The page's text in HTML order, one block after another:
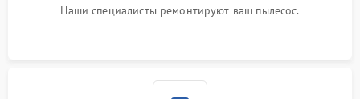
Наши специалисты ремонтируют ваш пылесос.